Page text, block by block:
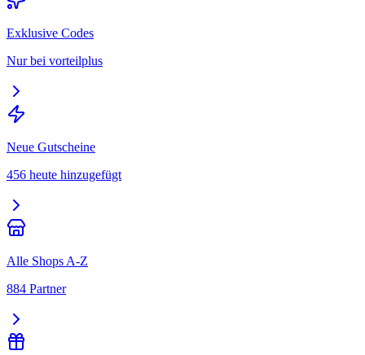
Exklusive Codes
Nur bei vorteilplus
Neue Gutscheine
456 heute hinzugefügt
Alle Shops A-Z
884 Partner